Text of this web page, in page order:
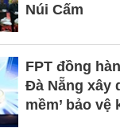
Núi Cấm
FPT đồng
Đà Nẵng xây
mềm’ bảo